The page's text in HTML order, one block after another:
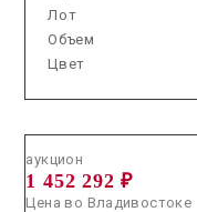
Лот
Объем
Цвет
аукцион
1 452 292 ₽
Цена во Владивостоке